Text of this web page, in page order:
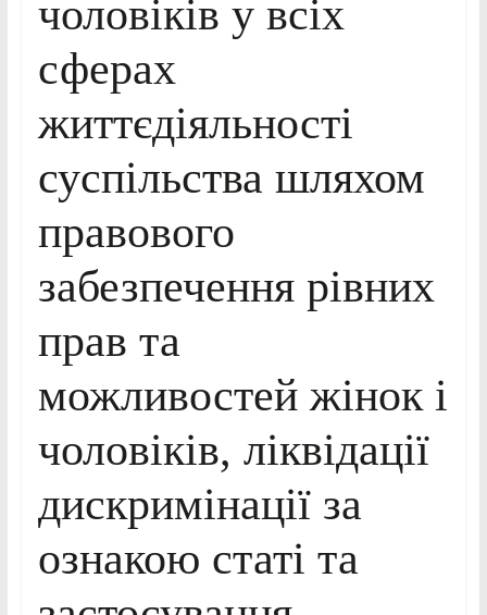
чоловіків у всіх
сферах
життєдіяльності
суспільства шляхом
правового
забезпечення рівних
прав та
можливостей жінок і
чоловіків, ліквідації
дискримінації за
ознакою статі та